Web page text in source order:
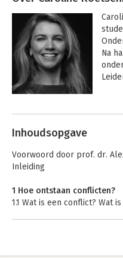
Na
en
Andere boeken
Koetsenruijter
Inhoudsopgave
Voorwoord door prof. dr.
Inleiding
1 Hoe ontstaan conflicten?
1.1 Wat is een conflict? Wat